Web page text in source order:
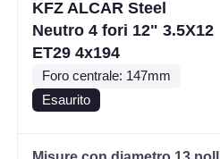
KFZ ALCAR Steel
Neutro 4 fori 12" 3.5X12
ET29 4x194
Foro centrale: 147mm
Esaurito